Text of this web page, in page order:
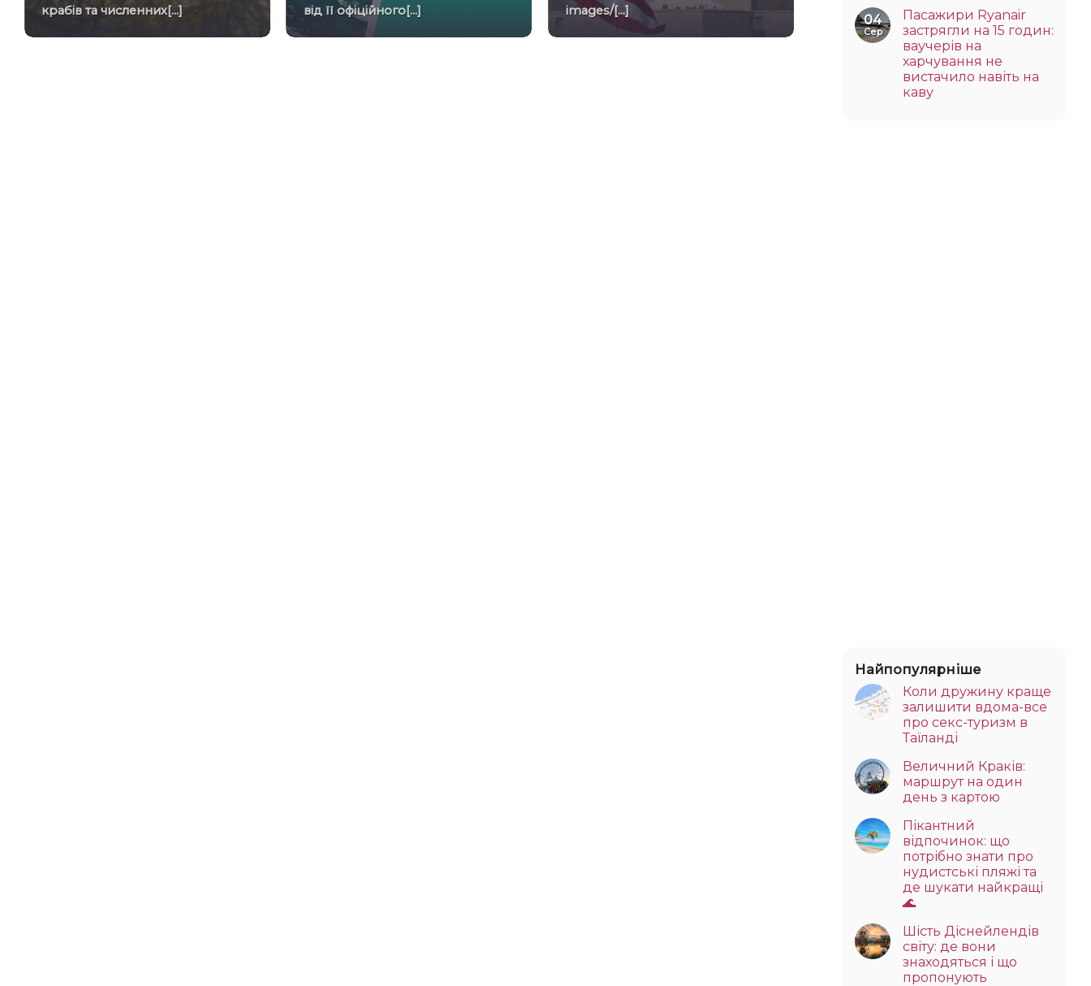
крабів та численних[...]
від її офіційного[...]
images/[...]
лондонського[...]
04
Сер
Пасажири Ryanair
застрягли на 15 годин:
ваучерів на
харчування не
вистачило навіть на
каву
Найпопулярніше
Коли дружину краще
залишити вдома-все
про секс-туризм в
Таїланді
Величний Краків:
маршрут на один
день з картою
Пікантний
відпочинок: що
потрібно знати про
нудистські пляжі та
де шукати найкращі
🌊
Шість Діснейлендів
світу: де вони
знаходяться і що
пропонують